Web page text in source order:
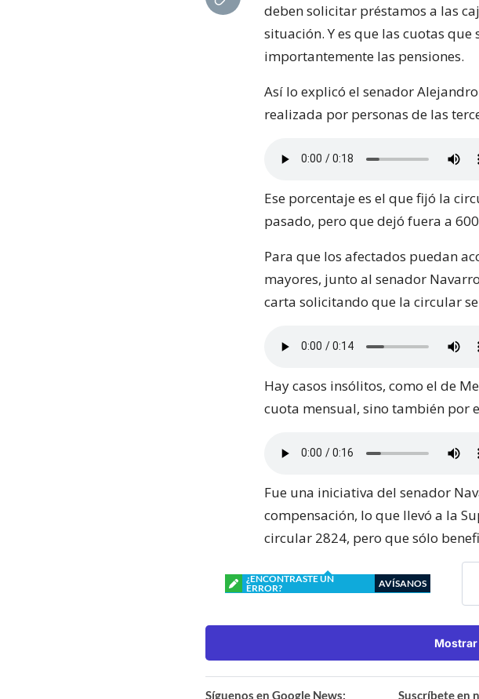
deben solicitar préstamos a las
situación. Y es que las cuotas
importantemente las pensiones.
Así lo explicó el senador
realizada por personas de las
Ese porcentaje es el que fijó la
pasado, pero que dejó fuera a
Para que los afectados puedan
mayores, junto al senador
carta solicitando que la circular
Hay casos insólitos, como el de
cuota mensual, sino también por
Fue una iniciativa del senador
compensación, lo que llevó a la
circular 2824, pero que sólo
¿ENCONTRASTE UN
ERROR?
AVÍSANOS
Síguenos en Google News:
Suscríbete en